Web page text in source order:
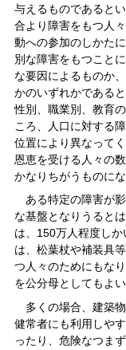
与えるものであると
合より障害をもつ人
動への参加のしかた
別な障害をもつこと
な要因によるものか
かのいずれかである
性別、職業別、教育
ころ、人口に対する
位置により異なって
恩恵を受ける人々の
かなりちがうものに
ある特定の障害が
な基盤となりうると
は、150万人程度し
は、松葉杖や補装具
つ人々のためにもな
を公分母としてもよ
多くの場合、建築物
健常者にも利用しや
ったり、危険なつま